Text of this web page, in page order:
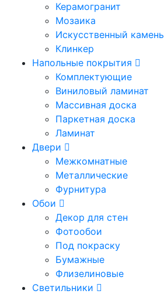
Керамогранит
Мозаика
Искусственный камень
Клинкер
Напольные покрытия
Комплектующие
Виниловый ламинат
Массивная доска
Паркетная доска
Ламинат
Двери
Межкомнатные
Металлические
Фурнитура
Обои
Декор для стен
Фотообои
Под покраску
Бумажные
Флизелиновые
Светильники